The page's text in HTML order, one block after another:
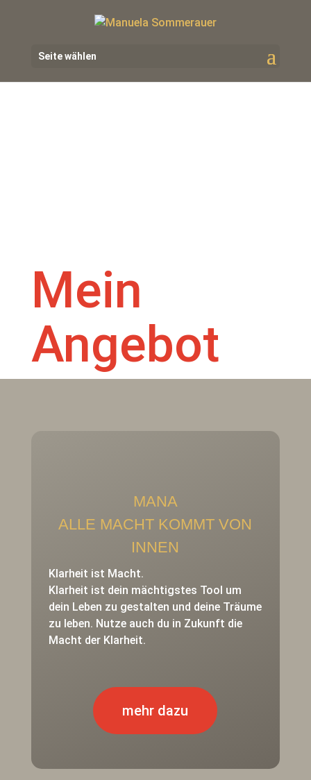
Seite wählen
Mein
Angebot
MANA
ALLE MACHT KOMMT VON
INNEN
Klarheit ist Macht.
Klarheit ist dein mächtigstes Tool um
dein Leben zu gestalten und deine Träume
zu leben. Nutze auch du in Zukunft die
Macht der Klarheit.
mehr dazu